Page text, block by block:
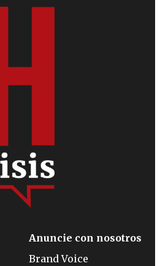
Anuncie con nosotros
Brand Voice